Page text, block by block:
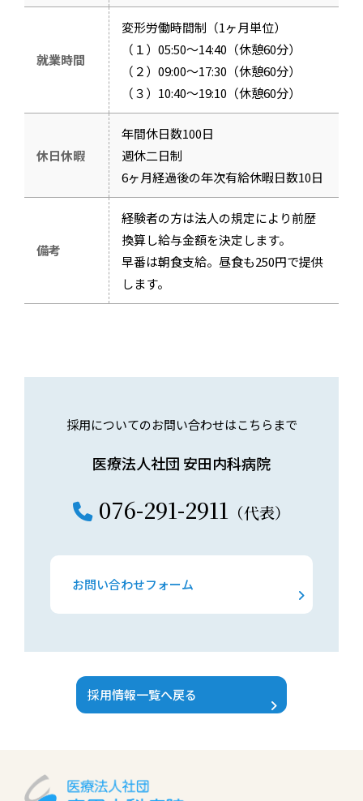
就業時間
変形労働時間制（1ヶ月単位）
（１）05:50～14:40（休憩60分）
（２）09:00～17:30（休憩60分）
（３）10:40～19:10（休憩60分）
休日休暇
年間休日数100日
週休二日制
6ヶ月経過後の年次有給休暇日数10日
備考
経験者の方は法人の規定により前歴
換算し給与金額を決定します。
早番は朝食支給。昼食も250円で提供
します。
採用についてのお問い合わせはこちらまで
医療法人社団 安田内科病院
076-291-2911 （代表）
お問い合わせフォーム
採用情報一覧へ戻る